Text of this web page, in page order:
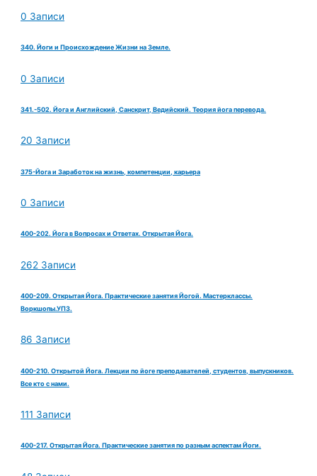
0 Записи
340. Йоги и Происхождение Жизни на Земле.
0 Записи
341.-502. Йога и Английский, Санскрит, Ведийский. Теория йога перевода.
20 Записи
375-Йога и Заработок на жизнь, компетенции, карьера
0 Записи
400-202. Йога в Вопросах и Ответах. Открытая Йога.
262 Записи
400-209. Открытая Йога. Практические занятия Йогой. Мастерклассы.
Воркшопы.УПЗ.
86 Записи
400-210. Открытой Йога. Лекции по йоге преподавателей, студентов, выпускников.
Все кто с нами.
111 Записи
400-217. Открытая Йога. Практические занятия по разным аспектам Йоги.